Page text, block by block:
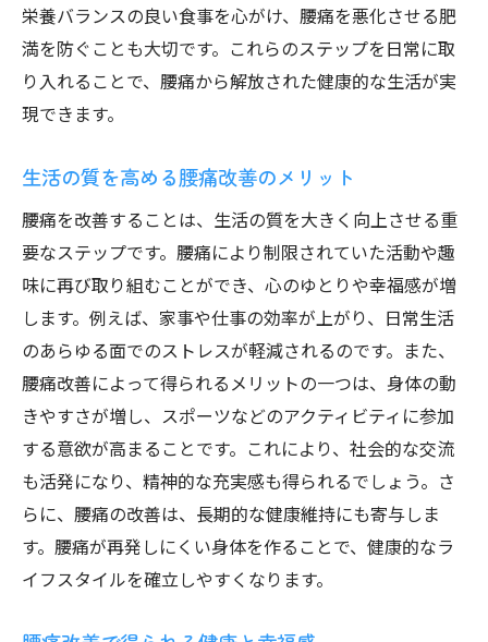
栄養バランスの良い食事を心がけ、腰痛を悪化させる肥
満を防ぐことも大切です。これらのステップを日常に取
り入れることで、腰痛から解放された健康的な生活が実
現できます。
生活の質を高める腰痛改善のメリット
腰痛を改善することは、生活の質を大きく向上させる重
要なステップです。腰痛により制限されていた活動や趣
味に再び取り組むことができ、心のゆとりや幸福感が増
します。例えば、家事や仕事の効率が上がり、日常生活
のあらゆる面でのストレスが軽減されるのです。また、
腰痛改善によって得られるメリットの一つは、身体の動
きやすさが増し、スポーツなどのアクティビティに参加
する意欲が高まることです。これにより、社会的な交流
も活発になり、精神的な充実感も得られるでしょう。さ
らに、腰痛の改善は、長期的な健康維持にも寄与しま
す。腰痛が再発しにくい身体を作ることで、健康的なラ
イフスタイルを確立しやすくなります。